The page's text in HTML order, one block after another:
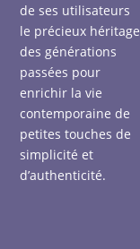
de ses utilisateurs
le précieux héritage
des générations
passées pour
enrichir la vie
contemporaine de
petites touches de
simplicité et
d’authenticité.